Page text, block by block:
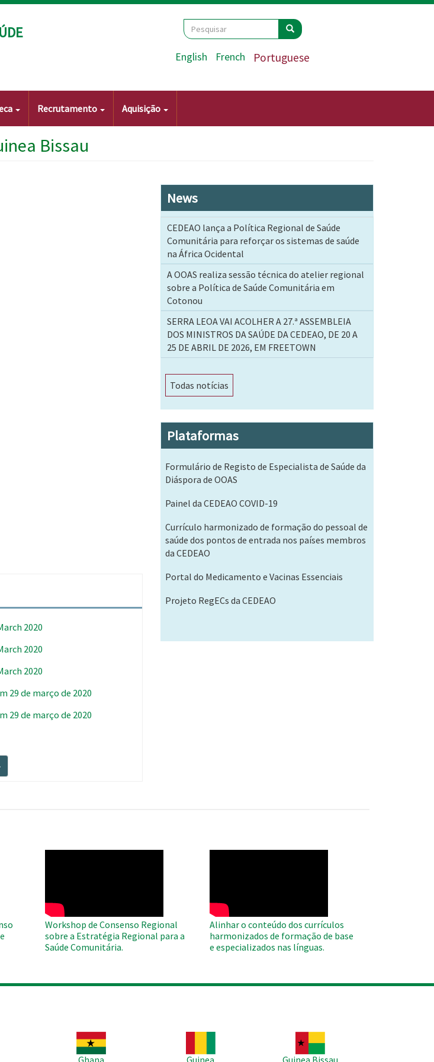
Search
Pesquisar Pesquisar
English French Portuguese
Recrutamento Aquisição
Bissau
2020
2020
2020
29 de março de 2020
29 de março de 2020
News
CEDEAO lança a Política Regional de Saúde
Comunitária para reforçar os sistemas de saúde
na África Ocidental
A OOAS realiza sessão técnica do atelier regional
sobre a Política de Saúde Comunitária em
Cotonou
SERRA LEOA VAI ACOLHER A 27.ª ASSEMBLEIA
DOS MINISTROS DA SAÚDE DA CEDEAO, DE 20 A
25 DE ABRIL DE 2026, EM FREETOWN
Todas notícias
Plataformas
Formulário de Registo de Especialista de Saúde da
Diáspora de OOAS
Painel da CEDEAO COVID-19
Currículo harmonizado de formação do pessoal de
saúde dos pontos de entrada nos países membros
da CEDEAO
Portal do Medicamento e Vacinas Essenciais
Projeto RegECs da CEDEAO
Workshop de Consenso Regional
sobre a Estratégia Regional para a
Saúde Comunitária.
Alinhar o conteúdo dos currículos
harmonizados de formação de base
e especializados nas línguas.
Imagem